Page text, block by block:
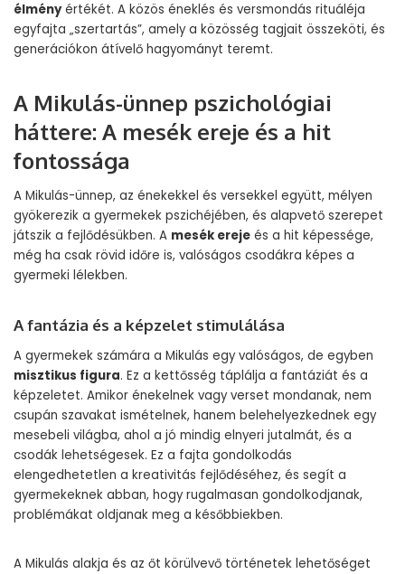
élményértékét. A közös éneklés és versmondás rituáléja
egyfajta „szertartás”, amely a közösség tagjait összeköti, és
generációkon átívelő hagyományt teremt.
A Mikulás-ünnep pszichológiai
háttere: A mesék ereje és a hit
fontossága
A Mikulás-ünnep, az énekekkel és versekkel együtt, mélyen
gyökerezik a gyermekek pszichéjében, és alapvető szerepet
játszik a fejlődésükben. A mesék ereje és a hit képessége,
még ha csak rövid időre is, valóságos csodákra képes a
gyermeki lélekben.
A fantázia és a képzelet stimulálása
A gyermekek számára a Mikulás egy valóságos, de egyben
misztikus figura. Ez a kettősség táplálja a fantáziát és a
képzeletet. Amikor énekelnek vagy verset mondanak, nem
csupán szavakat ismételnek, hanem belehelyezkednek egy
mesebeli világba, ahol a jó mindig elnyeri jutalmát, és a
csodák lehetségesek. Ez a fajta gondolkodás
elengedhetetlen a kreativitás fejlődéséhez, és segít a
gyermekeknek abban, hogy rugalmasan gondolkodjanak,
problémákat oldjanak meg a későbbiekben.
A Mikulás alakja és az őt körülvevő történetek lehetőséget